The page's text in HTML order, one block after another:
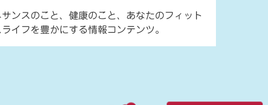
ンスのこと、健康のこと、あなたのフィット
イフを豊かにする情報コンテンツ。